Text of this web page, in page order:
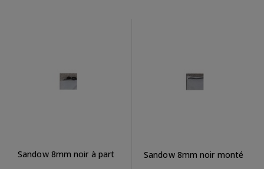
Sandow 8mm noir à part
Sandow 8mm noir monté